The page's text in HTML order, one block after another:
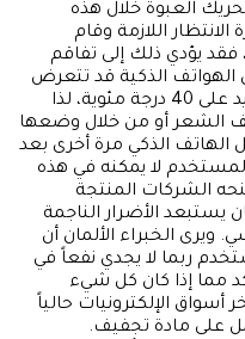
العبوة خلال هذه
اللازمة وقام
يؤدي ذلك إلى تفاقم
الهواتف الذكية قد تتعرض
للتلف في ظل درجات الحرارة التي تزيد على 40 درجة مئوية، لذا
الشعر أو من خلال وضعها
الذكي مرة أخرى بعد
لا يمكنه في هذه
الشركات المنتجة
يستبعد الأضرار الناجمة
الخبراء الألمان أن
ربما لا يجدي نفعاً في
مما إذا كان كل شيء
الإلكترونيات حالياً
على مادة تجفيف.